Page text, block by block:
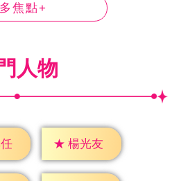
焦點+
人物
★ 楊光友